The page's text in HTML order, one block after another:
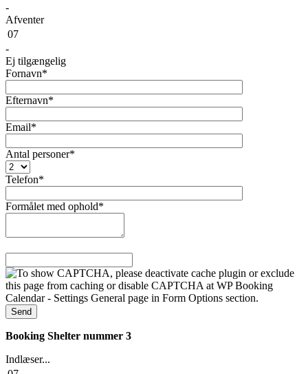
-
Afventer
07
-
Ej tilgængelig
Fornavn*
Efternavn*
Email*
Antal personer*
Telefon*
Formålet med ophold*
Booking Shelter nummer 3
Indlæser...